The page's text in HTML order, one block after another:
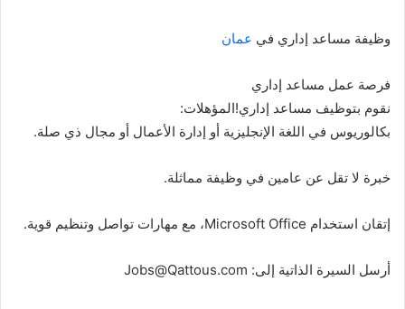
وظيفة مساعد إداري في عمان
فرصة عمل مساعد إداري
نقوم بتوظيف مساعد إداري!المؤهلات:
بكالوريوس في اللغة الإنجليزية أو إدارة الأعمال أو مجال ذي صلة.
خبرة لا تقل عن عامين في وظيفة مماثلة.
إتقان استخدام Microsoft Office، مع مهارات تواصل وتنظيم قوية.
أرسل السيرة الذاتية إلى: Jobs@Qattous.com